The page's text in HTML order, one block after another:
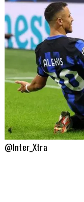
@Inter_Xtra